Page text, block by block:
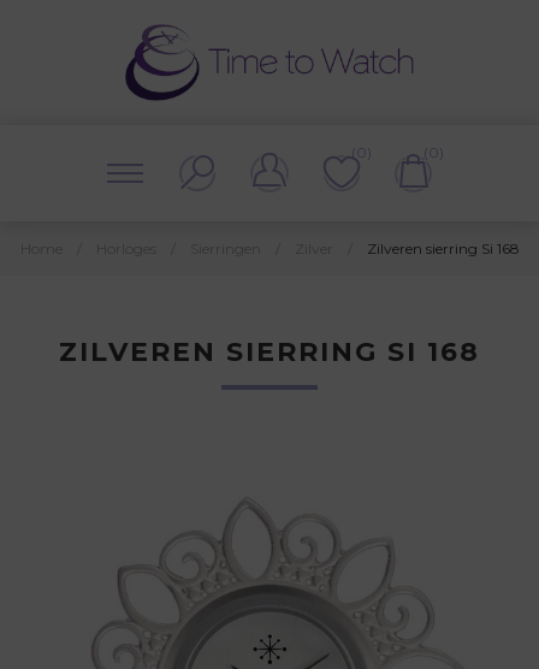
(0) (0)
Zilveren sierring Si 168
ZILVEREN SIERRING SI 168